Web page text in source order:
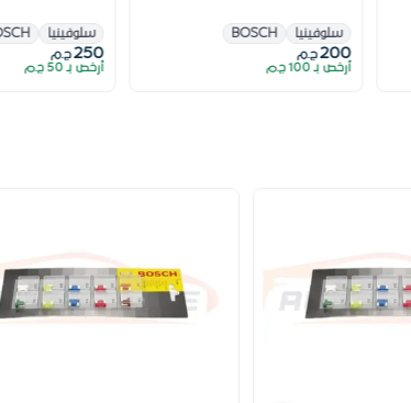
سلوفينيا BOSCH
200 ج.م
أرخص بـ 100 ج.م
سلوفينيا
250ج.م
أرخص بـ 50 ج.م